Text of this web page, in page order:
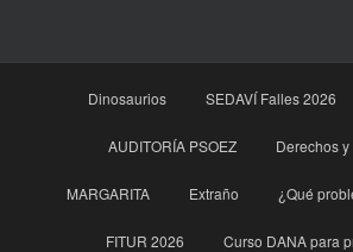
Dinosaurios SEDAVÍ Falles 2026
AUDITORÍA PSOEZ Derechos
MARGARITA Extraño ¿Qué
FITUR 2026 Curso DANA para